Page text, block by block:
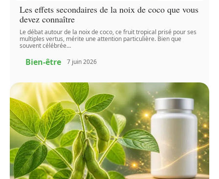
Les effets secondaires de la noix de coco que vous
devez connaître
Le débat autour de la noix de coco, ce fruit tropical prisé pour ses
multiples vertus, mérite une attention particulière. Bien que
souvent célébrée…
Bien-être 7 juin 2026